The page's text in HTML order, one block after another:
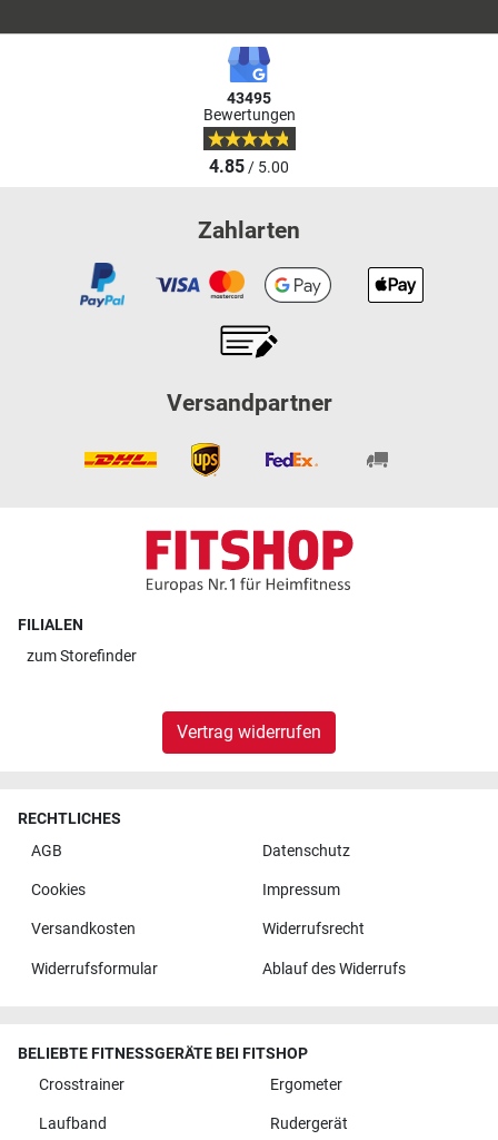
43495
Bewertungen
4.85/ 5.00
Zahlarten
Versandpartner
FILIALEN
zumStorefinder
Vertrag widerrufen
RECHTLICHES
AGB
Datenschutz
Cookies Impressum
Versandkosten Widerrufsrecht
Widerrufsformular Ablauf des Widerrufs
BELIEBTE FITNESSGERÄTE BEI FITSHOP
Crosstrainer
Ergometer
Laufband Rudergerät